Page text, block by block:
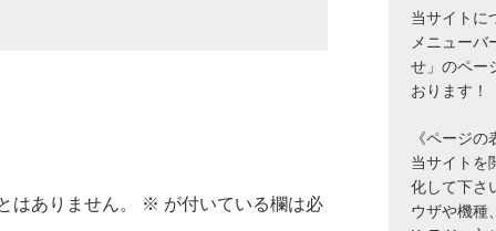
はありません。 ※ が付いている欄は必
当サイトに
メニュー
せ」のペー
おります！
《ページ
当サイトを
化して下さ
ウザや機種